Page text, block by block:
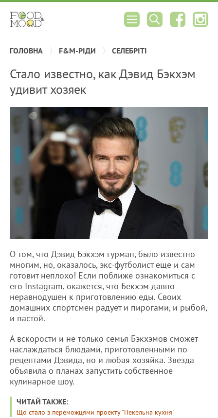
ГОЛОВНА F&M-РІДИ СЕЛЕБРІТІ
Стало известно, как Дэвид Бэкхэм
удивит хозяек
О том, что Дэвид Бэкхэм гурман, было известно
многим, но, оказалось, экс-футболист еще и сам
готовит неплохо! Если поближе ознакомиться с
его Instagram, окажется, что Бекхэм давно
неравнодушен к приготовлению еды. Своих
домашних спортсмен радует и пирогами, и рыбой,
и пастой.
А вскорости и не только семья Бэкхэмов сможет
наслаждаться блюдами, приготовленными по
рецептами Дэвида, но и любая хозяйка. Звезда
объявила о планах запустить собственное
кулинарное шоу.
ЧИТАЙ ТАКЖЕ:
Що стало з переможцями проекту "Пекельна кухня"